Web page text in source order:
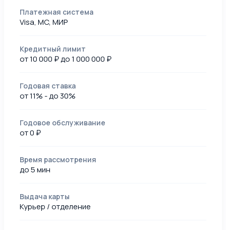
Платежная система
Visa, MC, МИР
Кредитный лимит
от 10 000 ₽ до 1 000 000 ₽
Годовая ставка
от 11% - до 30%
Годовое обслуживание
от 0 ₽
Время рассмотрения
до 5 мин
Выдача карты
Курьер / отделение